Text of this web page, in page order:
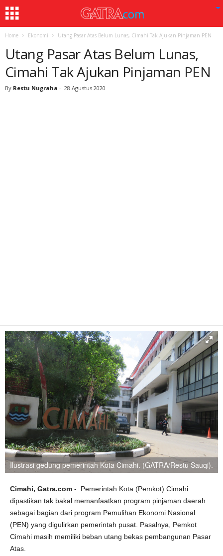
Home Ekonomi Utang Pasar Atas Belum Lunas, Cimahi Tak Ajukan Pinjaman PEN
Utang Pasar Atas Belum Lunas,
Cimahi Tak Ajukan Pinjaman PEN
By Restu Nugraha - 28 Agustus 2020
Ilustrasi gedung pemerintah Kota Cimahi. (GATRA/Restu Sauqi).
Cimahi, Gatra.com - Pemerintah Kota (Pemkot) Cimahi
dipastikan tak bakal memanfaatkan program pinjaman daerah
sebagai bagian dari program Pemulihan Ekonomi Nasional
(PEN) yang digulirkan pemerintah pusat. Pasalnya, Pemkot
Cimahi masih memiliki beban utang bekas pembangunan Pasar
Atas.